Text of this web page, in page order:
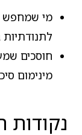
מי שמחפש
לתנודתיות
חוסכים
מינימום
נקודות